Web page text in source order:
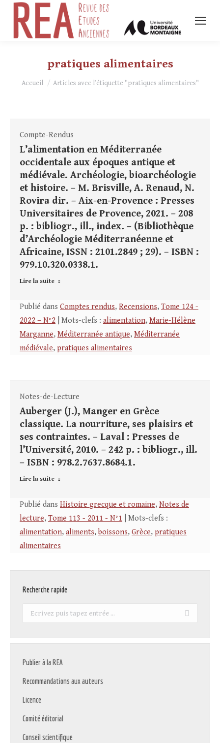
pratiques alimentaires
Vous êtes ici :
Accueil Articles avec l’étiquette "pratiques alimentaires"
Compte-Rendus
L’alimentation en Méditerranée
occidentale aux époques antique et
médiévale. Archéologie, bioarchéologie
et histoire. – M. Brisville, A. Renaud, N.
Rovira dir. – Aix-en-Provence : Presses
Universitaires de Provence, 2021. – 208
p. : bibliogr., ill., index. – (Bibliothèque
d’Archéologie Méditerranéenne et
Africaine, ISSN : 2101.2849 ; 29). – ISBN :
979.10.320.0338.1.
Lire la suite
Publié dans Comptes rendus, Recensions, Tome 124 -
2022 – N°2 | Mots-clefs : alimentation, Marie-Hélène
Marganne, Méditerranée antique, Méditerranée
médiévale, pratiques alimentaires
Notes-de-Lecture
Auberger (J.), Manger en Grèce
classique. La nourriture, ses plaisirs et
ses contraintes. – Laval : Presses de
l’Université, 2010. – 242 p. : bibliogr., ill.
– ISBN : 978.2.7637.8684.1.
Lire la suite
Publié dans Histoire grecque et romaine, Notes de
lecture, Tome 113 - 2011 - N°1 | Mots-clefs :
alimentation, aliments, boissons, Grèce, pratiques
alimentaires
Recherche rapide
Recherche
Publier à la REA
Recommandations aux auteurs
Licence
Comité éditorial
Conseil scientifique